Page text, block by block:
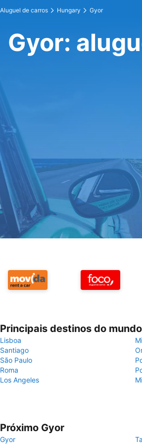
Aluguel de carros Hungary Gyor
Gyor:
Principais destinos do mundo
Lisboa
Santiago
São Paulo
Roma
Los Angeles
Próximo Gyor
Gyor